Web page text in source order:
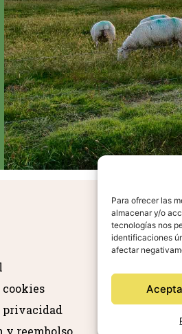
Para ofrecer las
almacenar y/o
tecnologías nos
identificaciones
afectar
privacidad
y reembolso